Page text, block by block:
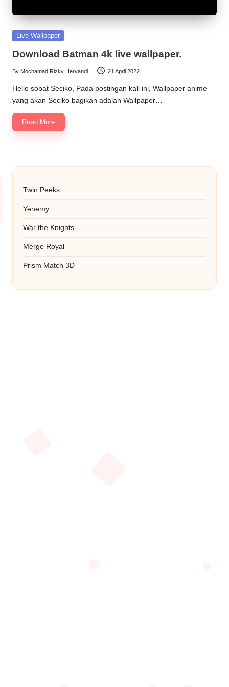
Posted
Live Wallpaper
Download Batman 4k live wallpaper.
Posted
by
By Mochamad Rizky Heryandi 21 April 2022
Hello sobat Seciko, Pada postingan kali ini, Wallpaper anime
yang akan Seciko bagikan adalah Wallpaper…
Read More
Twin Peeks
Yenemy
War the Knights
Merge Royal
Prism Match 3D